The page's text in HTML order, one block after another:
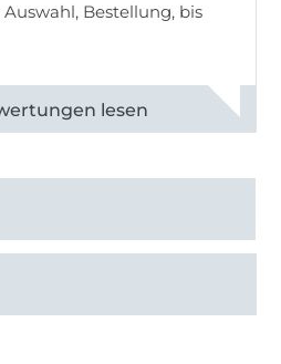
Bestellung, bis
ansehen